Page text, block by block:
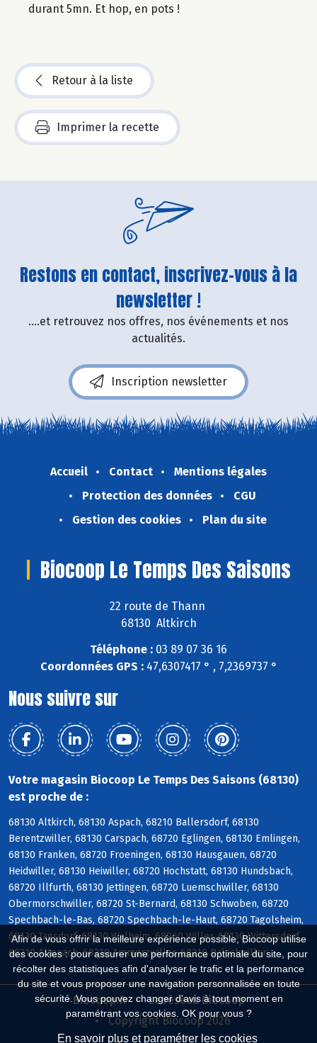
Afin de vous offrir la meilleure expérience possible, Biocoop utilise
des cookies : pour assurer une performance optimale du site, pour
récolter des statistiques afin d'analyser le trafic et la performance
du site et vous proposer une navigation personnalisée en toute
sécurité. Vous pouvez changer d'avis à tout moment en
paramétrant vos cookies. OK pour vous ?
En savoir plus et paramétrer les cookies
durant 5mn. Et hop, en pots !
Retour à la liste
Imprimer la recette
Restons en contact, inscrivez-vous à la
newsletter !
....et retrouvez nos offres, nos événements et nos
actualités.
Inscription newsletter
Accueil Contact
Mentions légales
Protection des données
CGU
Gestion des cookies
Plan du site
Biocoop Le Temps Des Saisons
22 route de Thann
68130 Altkirch
Téléphone : 03 89 07 36 16
Coordonnées GPS :47,6307417 ° , 7,2369737 °
Nous suivre sur
Votre magasin Biocoop Le Temps Des Saisons (68130)
est proche de :
68130 Altkirch, 68130 Aspach, 68210 Ballersdorf, 68130
Berentzwiller, 68130 Carspach, 68720 Eglingen, 68130 Emlingen,
68130 Franken, 68720 Froeningen, 68130 Hausgauen, 68720
Heidwiller, 68130 Heiwiller, 68720 Hochstatt, 68130 Hundsbach,
68720 Illfurth, 68130 Jettingen, 68720 Luemschwiller, 68130
Obermorschwiller, 68720 St-Bernard, 68130 Schwoben, 68720
Spechbach-le-Bas, 68720 Spechbach-le-Haut, 68720 Tagolsheim,
68130 Tagsdorf, 68130 Walheim, 68960 Willer, 68130 Wittersdorf,
68210 Altenach, 68210 Ammerzwiller, 68210 Balschwiller
Biocoop.fr
Le réseau Biocoop
Copyright Biocoop 2026